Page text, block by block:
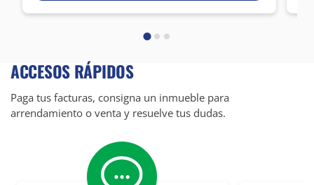
ACCESOS RÁPIDOS
Paga tus facturas, consigna un inmueble para
arrendamiento o venta y resuelve tus dudas.